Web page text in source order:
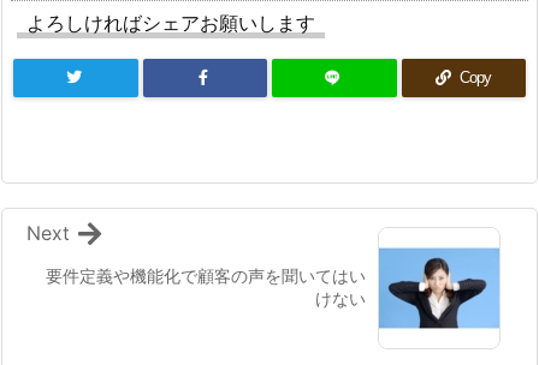
よろしければシェアお願いします
Copy
要件定義や機能化で顧客の声を聞いてはい
けない
Next